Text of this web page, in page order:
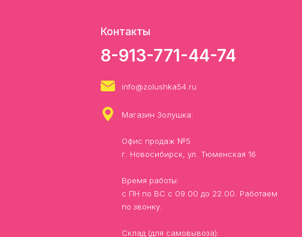
Контакты
8-913-771-44-74
info@zolushka54.ru
Магазин Золушка:
Офис продаж №5
г. Новосибирск, ул. Тюменская 16
Время работы:
с ПН по ВС с 09.00 до 22.00. Работаем
по звонку.
Склад (для самовывоза):